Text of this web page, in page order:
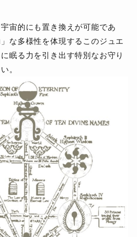
宙的にも置き換えが可能であ
な多様性を体現するこのジュエ
眠る力を引き出す特別なお守り
。